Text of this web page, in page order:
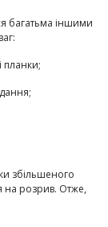
багатьма іншими
планки;
збільшеного
на розрив. Отже,